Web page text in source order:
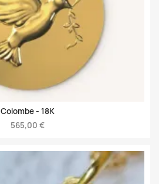
Colombe - 18K
565,00 €